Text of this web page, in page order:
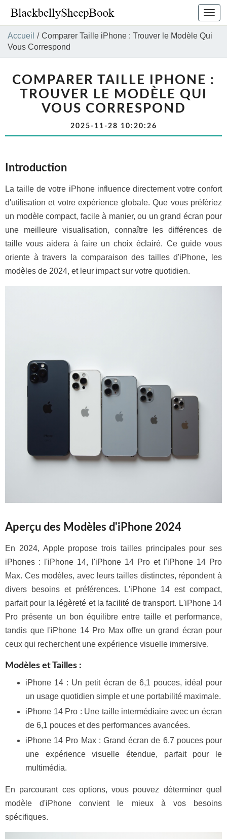
la
Accueil / Comparer Taille iPhone : Trouver le Modèle Qui
Vous Correspond
COMPARER TAILLE IPHONE :
TROUVER LE MODÈLE QUI
VOUS CORRESPOND
2025-11-28 10:20:26
Introduction
La taille de votre iPhone influence directement votre confort
d'utilisation et votre expérience globale. Que vous préfériez
un modèle compact, facile à manier, ou un grand écran pour
une meilleure visualisation, connaître les différences de
taille vous aidera à faire un choix éclairé. Ce guide vous
oriente à travers la comparaison des tailles d'iPhone, les
modèles de 2024, et leur impact sur votre quotidien.
Aperçu des Modèles d'iPhone 2024
En 2024, Apple propose trois tailles principales pour ses
iPhones : l'iPhone 14, l'iPhone 14 Pro et l'iPhone 14 Pro
Max. Ces modèles, avec leurs tailles distinctes, répondent à
divers besoins et préférences. L'iPhone 14 est compact,
parfait pour la légèreté et la facilité de transport. L'iPhone 14
Pro présente un bon équilibre entre taille et performance,
tandis que l'iPhone 14 Pro Max offre un grand écran pour
ceux qui recherchent une expérience visuelle immersive.
Modèles et Tailles :
iPhone 14 : Un petit écran de 6,1 pouces, idéal pour
un usage quotidien simple et une portabilité maximale.
iPhone 14 Pro : Une taille intermédiaire avec un écran
de 6,1 pouces et des performances avancées.
iPhone 14 Pro Max : Grand écran de 6,7 pouces pour
une expérience visuelle étendue, parfait pour le
multimédia.
En parcourant ces options, vous pouvez déterminer quel
modèle d'iPhone convient le mieux à vos besoins
spécifiques.